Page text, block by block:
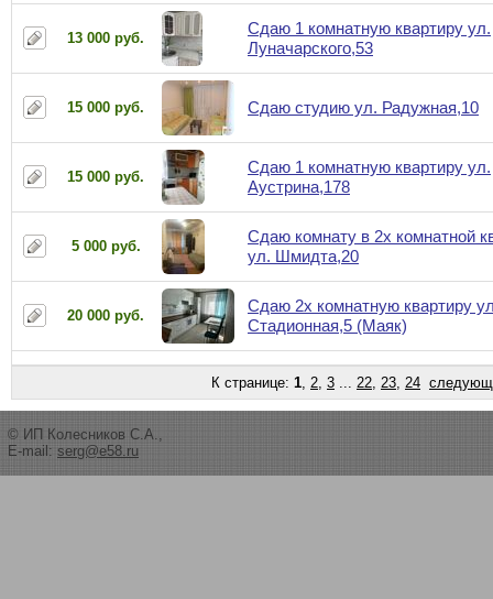
13 000 руб.
Сдаю 1 комнатную квартиру ул.
Луначарского,53
15 000 руб. Сдаю студию ул. Радужная,10
15 000 руб.
Сдаю 1 комнатную квартиру ул.
Аустрина,178
5 000 руб.
Сдаю комнату в 2х комнатной
ул. Шмидта,20
20 000 руб.
Сдаю 2х комнатную квартиру
Стадионная,5 (Маяк)
К странице: 1, 2, 3 ... 22, 23, 24
© ИП Колесников С.А.,
E-mail: serg@e58.ru